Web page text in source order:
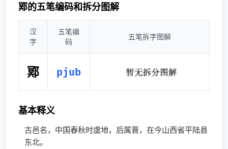
鄍的五笔编码和拆分图解
汉
字
五笔编
码
五笔拆字图解
鄍 pjub
基本释义
古邑名，中国春秋时虞地，后属晋，在今山西省平陆县
东北。